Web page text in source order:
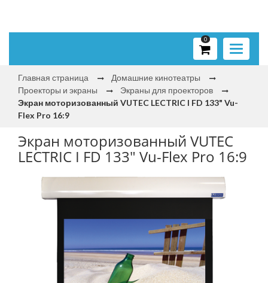
Toggle
0
Главная страница
Домашние кинотеатры
Проекторы и экраны
Экраны для проекторов
Экран моторизованный VUTEC LECTRIC I FD 133" Vu-
Flex Pro 16:9
Экран моторизованный VUTEC
LECTRIC I FD 133" Vu-Flex Pro 16:9